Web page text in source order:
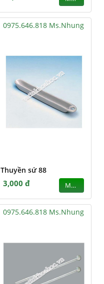
0975.646.818 Ms.Nhung
Thuyền sứ 88
3,000 đ MUA
0975.646.818 Ms.Nhung